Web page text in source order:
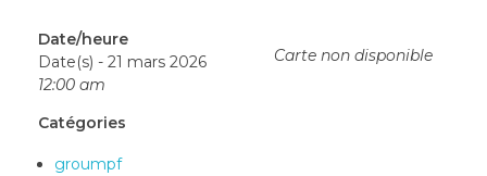
Carte non disponible
Date/heure
Date(s) - 21 mars 2026
12:00 am
Catégories
groumpf